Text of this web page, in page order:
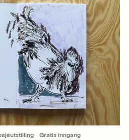
Gratis inngang